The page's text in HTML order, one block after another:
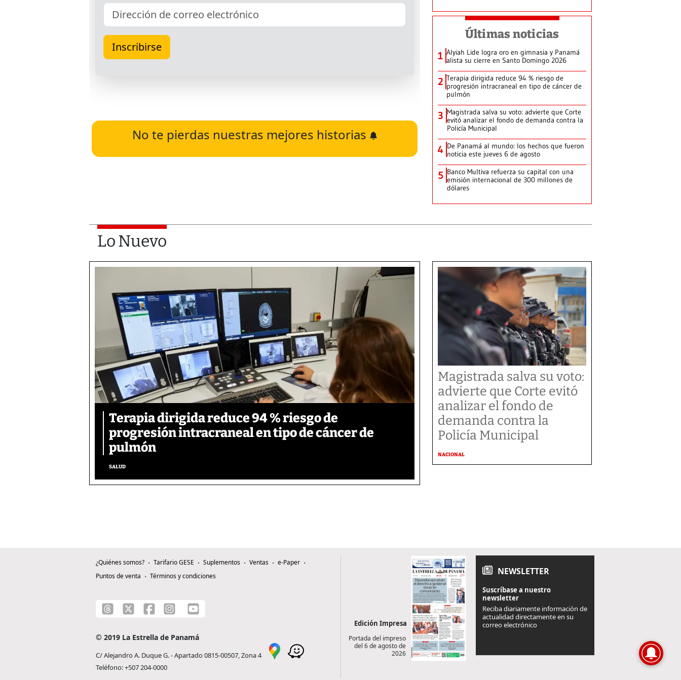
No te pierdas nuestras mejores historias
Últimas noticias
1 Alyiah Lide logra oro en gimnasia y Panamá
alista su cierre en Santo Domingo 2026
2 Terapia dirigida reduce 94 % riesgo de
progresión intracraneal en tipo de cáncer de
pulmón
3 Magistrada salva su voto: advierte que Corte
evitó analizar el fondo de demanda contra la
Policía Municipal
4 De Panamá al mundo: los hechos que fueron
noticia este jueves 6 de agosto
5 Banco Multiva refuerza su capital con una
emisión internacional de 300 millones de
dólares
Lo Nuevo
Terapia dirigida reduce 94 % riesgo de
progresión intracraneal en tipo de cáncer de
pulmón
SALUD
Magistrada salva su voto:
advierte que Corte evitó
analizar el fondo de
demanda contra la
Policía Municipal
NACIONAL
¿Quiénes somos? Tarifario GESE Suplementos Ventas
e-Paper
Puntos de venta
Términos y condiciones
© 2019 La Estrella de Panamá
C/ Alejandro A. Duque G. - Apartado 0815-00507, Zona 4
Teléfono: +507 204-0000
Edición Impresa
Portada del impreso
del 6 de agosto de
2026
NEWSLETTER
Suscríbase a nuestro
newsletter
Reciba diariamente información de
actualidad directamente en su
correo electrónico